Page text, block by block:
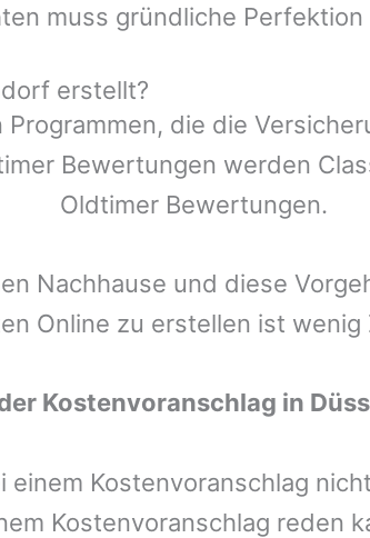
muss gründliche
erstellt?
die die
Bewertungen werden
Oldtimer Bewertungen.
Nachhause und diese
Online zu erstellen ist
Kostenvoranschlag in
Kostenvoranschlag
Kostenvoranschlag reden